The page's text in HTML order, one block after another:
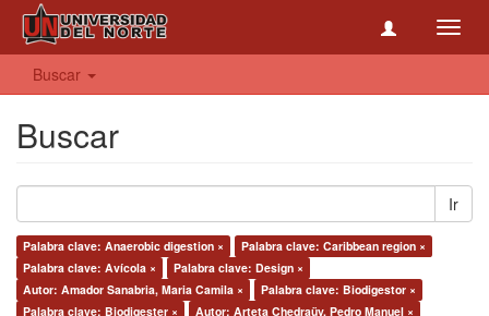
Buscar
Buscar
Ir
Palabra clave: Anaerobic digestion ×
Palabra clave: Caribbean region ×
Palabra clave: Avícola ×
Palabra clave: Design ×
Autor: Amador Sanabria, Maria Camila ×
Palabra clave: Biodigestor ×
Palabra clave: Biodigester ×
Autor: Arteta Chedraüy, Pedro Manuel ×